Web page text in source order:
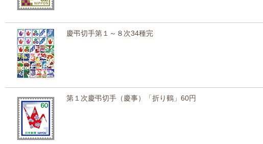
慶弔切手第１～８次34種完
第１次慶弔切手（慶事）「折り鶴」60円